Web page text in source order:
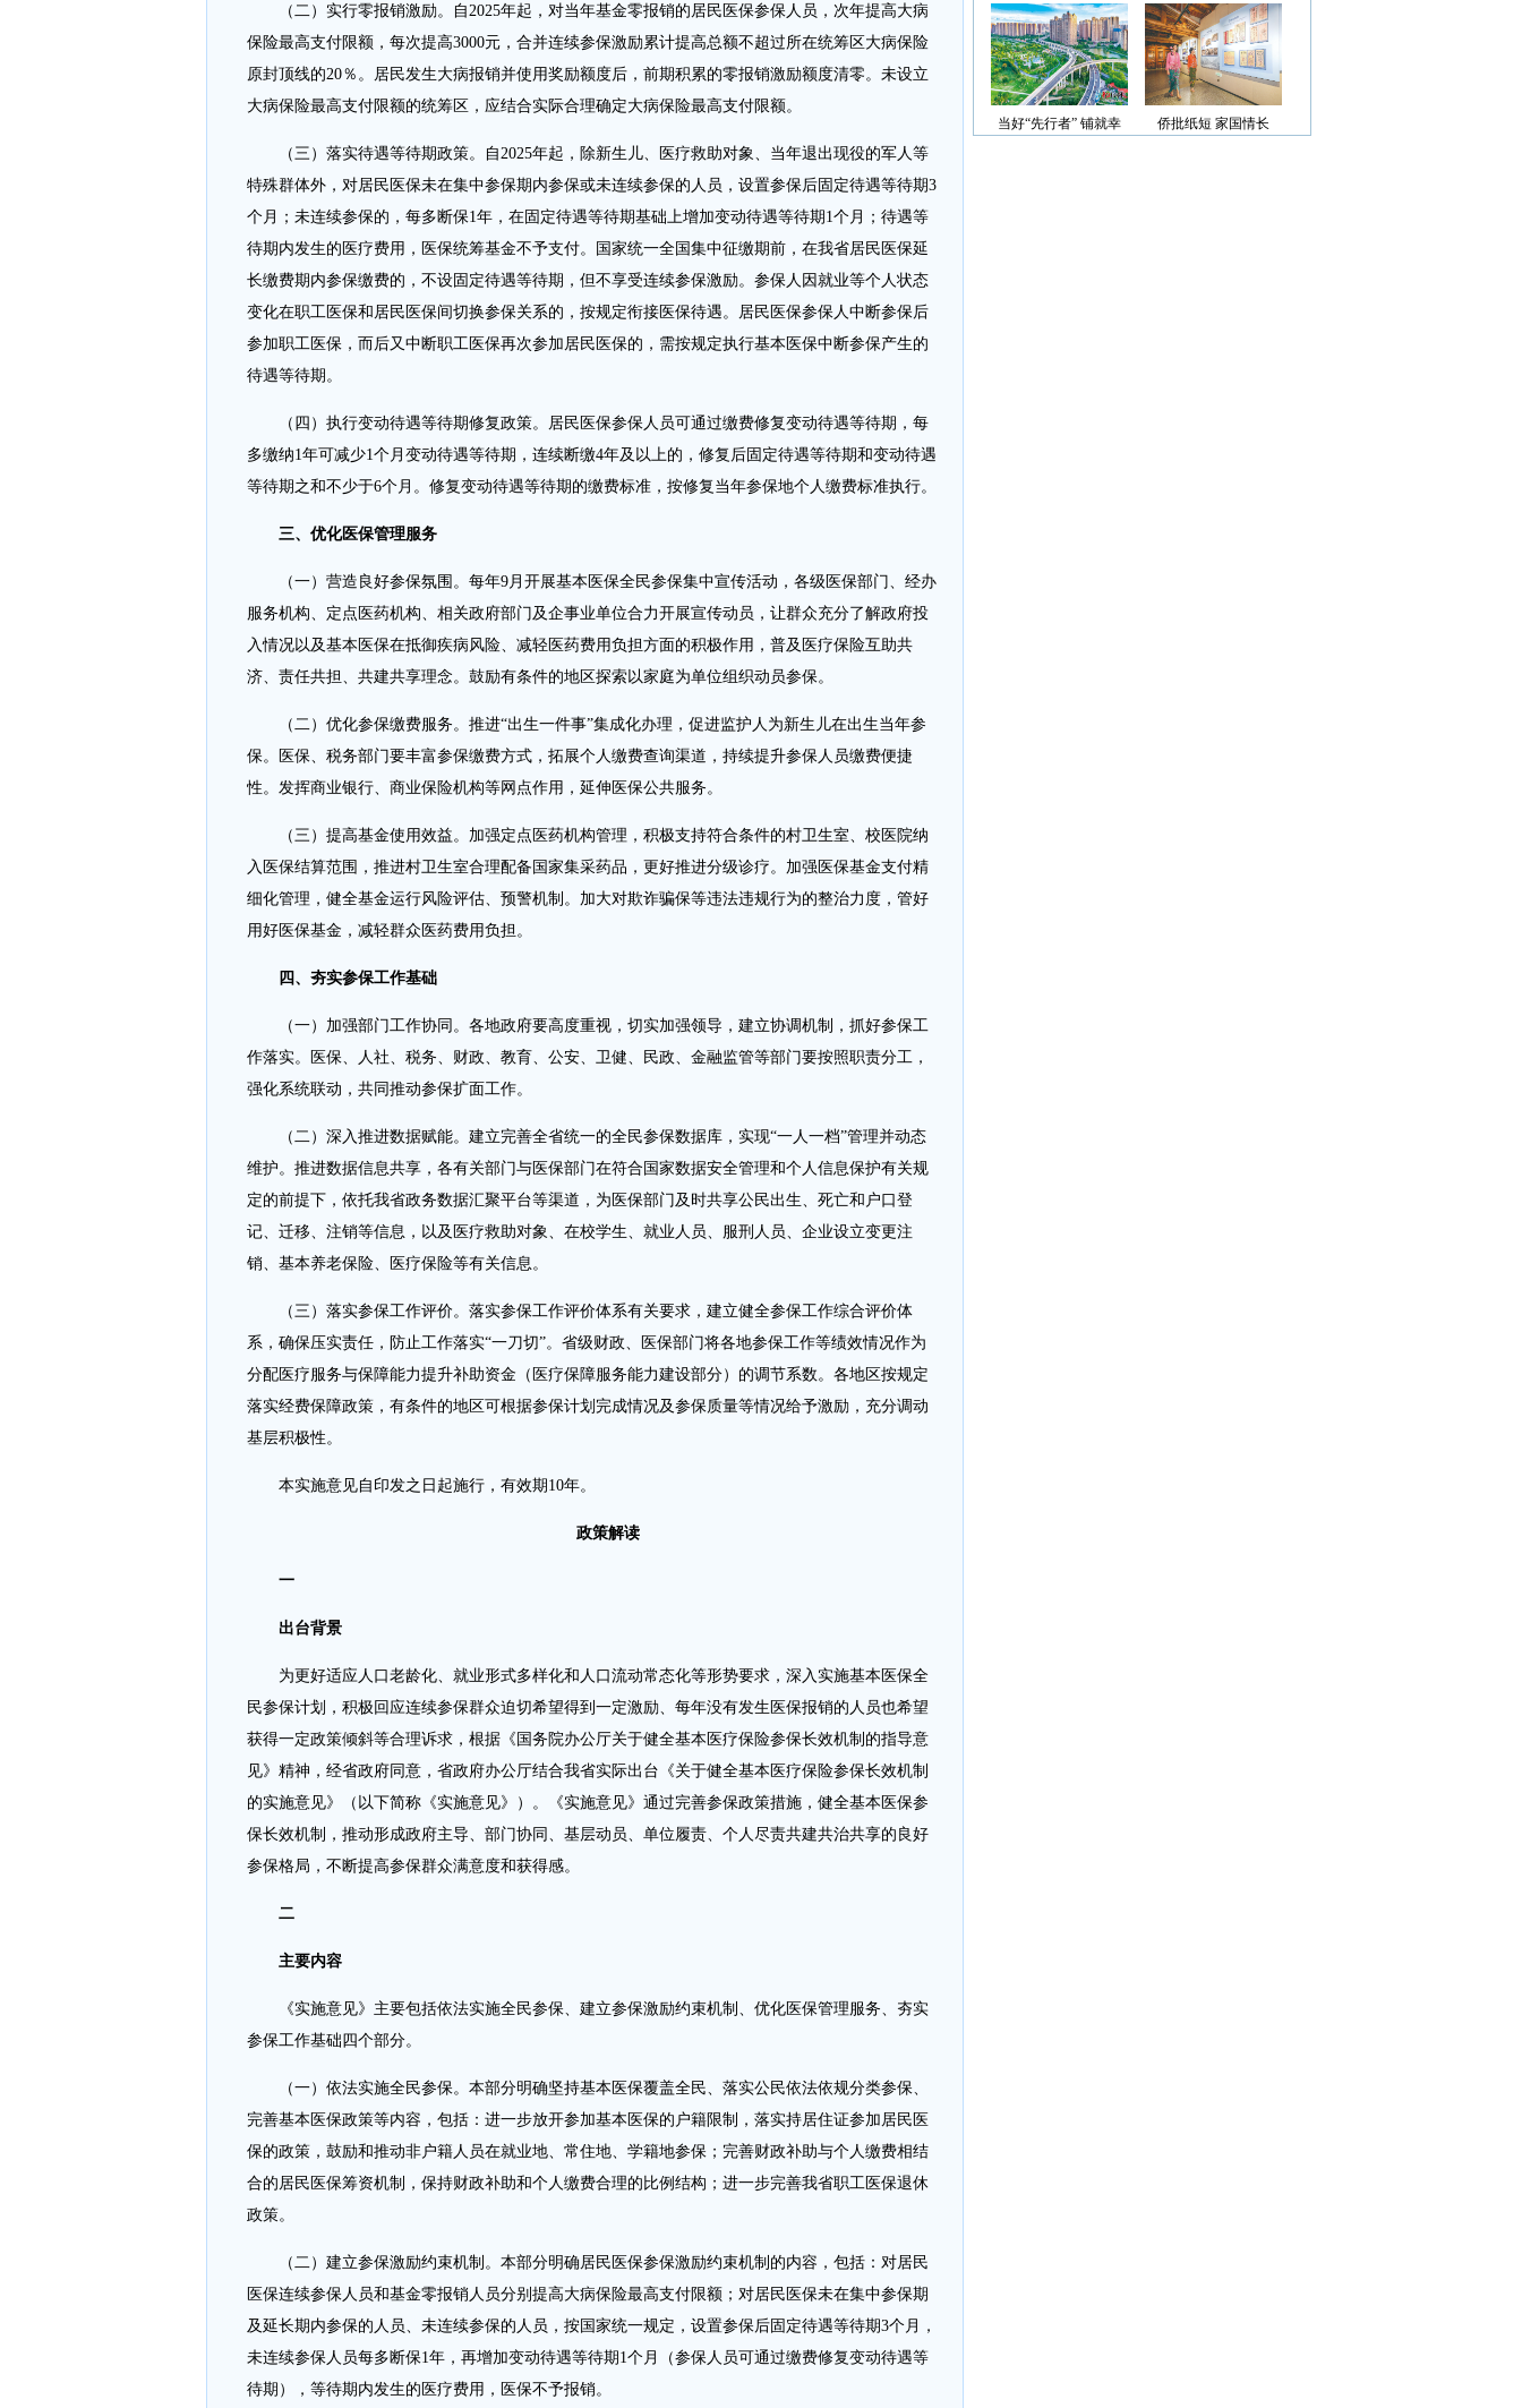
（二）实行零报销激励。自2025年起，对当年基金零报销的居民医保参保人员，次年提高大病
保险最高支付限额，每次提高3000元，合并连续参保激励累计提高总额不超过所在统筹区大病保险
原封顶线的20％。居民发生大病报销并使用奖励额度后，前期积累的零报销激励额度清零。未设立
大病保险最高支付限额的统筹区，应结合实际合理确定大病保险最高支付限额。
（三）落实待遇等待期政策。自2025年起，除新生儿、医疗救助对象、当年退出现役的军人等
特殊群体外，对居民医保未在集中参保期内参保或未连续参保的人员，设置参保后固定待遇等待期3
个月；未连续参保的，每多断保1年，在固定待遇等待期基础上增加变动待遇等待期1个月；待遇等
待期内发生的医疗费用，医保统筹基金不予支付。国家统一全国集中征缴期前，在我省居民医保延
长缴费期内参保缴费的，不设固定待遇等待期，但不享受连续参保激励。参保人因就业等个人状态
变化在职工医保和居民医保间切换参保关系的，按规定衔接医保待遇。居民医保参保人中断参保后
参加职工医保，而后又中断职工医保再次参加居民医保的，需按规定执行基本医保中断参保产生的
待遇等待期。
（四）执行变动待遇等待期修复政策。居民医保参保人员可通过缴费修复变动待遇等待期，每
多缴纳1年可减少1个月变动待遇等待期，连续断缴4年及以上的，修复后固定待遇等待期和变动待遇
等待期之和不少于6个月。修复变动待遇等待期的缴费标准，按修复当年参保地个人缴费标准执行。
三、优化医保管理服务
（一）营造良好参保氛围。每年9月开展基本医保全民参保集中宣传活动，各级医保部门、经办
服务机构、定点医药机构、相关政府部门及企事业单位合力开展宣传动员，让群众充分了解政府投
入情况以及基本医保在抵御疾病风险、减轻医药费用负担方面的积极作用，普及医疗保险互助共
济、责任共担、共建共享理念。鼓励有条件的地区探索以家庭为单位组织动员参保。
（二）优化参保缴费服务。推进“出生一件事”集成化办理，促进监护人为新生儿在出生当年参
保。医保、税务部门要丰富参保缴费方式，拓展个人缴费查询渠道，持续提升参保人员缴费便捷
性。发挥商业银行、商业保险机构等网点作用，延伸医保公共服务。
（三）提高基金使用效益。加强定点医药机构管理，积极支持符合条件的村卫生室、校医院纳
入医保结算范围，推进村卫生室合理配备国家集采药品，更好推进分级诊疗。加强医保基金支付精
细化管理，健全基金运行风险评估、预警机制。加大对欺诈骗保等违法违规行为的整治力度，管好
用好医保基金，减轻群众医药费用负担。
四、夯实参保工作基础
（一）加强部门工作协同。各地政府要高度重视，切实加强领导，建立协调机制，抓好参保工
作落实。医保、人社、税务、财政、教育、公安、卫健、民政、金融监管等部门要按照职责分工，
强化系统联动，共同推动参保扩面工作。
（二）深入推进数据赋能。建立完善全省统一的全民参保数据库，实现“一人一档”管理并动态
维护。推进数据信息共享，各有关部门与医保部门在符合国家数据安全管理和个人信息保护有关规
定的前提下，依托我省政务数据汇聚平台等渠道，为医保部门及时共享公民出生、死亡和户口登
记、迁移、注销等信息，以及医疗救助对象、在校学生、就业人员、服刑人员、企业设立变更注
销、基本养老保险、医疗保险等有关信息。
（三）落实参保工作评价。落实参保工作评价体系有关要求，建立健全参保工作综合评价体
系，确保压实责任，防止工作落实“一刀切”。省级财政、医保部门将各地参保工作等绩效情况作为
分配医疗服务与保障能力提升补助资金（医疗保障服务能力建设部分）的调节系数。各地区按规定
落实经费保障政策，有条件的地区可根据参保计划完成情况及参保质量等情况给予激励，充分调动
基层积极性。
本实施意见自印发之日起施行，有效期10年。
政策解读
一
出台背景
为更好适应人口老龄化、就业形式多样化和人口流动常态化等形势要求，深入实施基本医保全
民参保计划，积极回应连续参保群众迫切希望得到一定激励、每年没有发生医保报销的人员也希望
获得一定政策倾斜等合理诉求，根据《国务院办公厅关于健全基本医疗保险参保长效机制的指导意
见》精神，经省政府同意，省政府办公厅结合我省实际出台《关于健全基本医疗保险参保长效机制
的实施意见》（以下简称《实施意见》）。《实施意见》通过完善参保政策措施，健全基本医保参
保长效机制，推动形成政府主导、部门协同、基层动员、单位履责、个人尽责共建共治共享的良好
参保格局，不断提高参保群众满意度和获得感。
二
主要内容
《实施意见》主要包括依法实施全民参保、建立参保激励约束机制、优化医保管理服务、夯实
参保工作基础四个部分。
（一）依法实施全民参保。本部分明确坚持基本医保覆盖全民、落实公民依法依规分类参保、
完善基本医保政策等内容，包括：进一步放开参加基本医保的户籍限制，落实持居住证参加居民医
保的政策，鼓励和推动非户籍人员在就业地、常住地、学籍地参保；完善财政补助与个人缴费相结
合的居民医保筹资机制，保持财政补助和个人缴费合理的比例结构；进一步完善我省职工医保退休
政策。
（二）建立参保激励约束机制。本部分明确居民医保参保激励约束机制的内容，包括：对居民
医保连续参保人员和基金零报销人员分别提高大病保险最高支付限额；对居民医保未在集中参保期
及延长期内参保的人员、未连续参保的人员，按国家统一规定，设置参保后固定待遇等待期3个月，
未连续参保人员每多断保1年，再增加变动待遇等待期1个月（参保人员可通过缴费修复变动待遇等
待期），等待期内发生的医疗费用，医保不予报销。
当好“先行者” 铺就幸
侨批纸短 家国情长